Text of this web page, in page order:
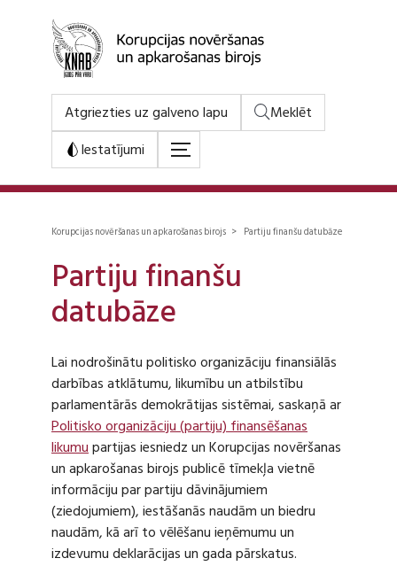
Atgriezties uz galveno lapu
Meklēt
Iestatījumi
Korupcijas novēršanas un apkarošanas birojs > Partiju finanšu datubāze
Partiju finanšu
datubāze
Lai nodrošinātu politisko organizāciju finansiālās
darbības atklātumu, likumību un atbilstību
parlamentārās demokrātijas sistēmai, saskaņā ar
Politisko organizāciju (partiju) finansēšanas
likumupartijas iesniedz un Korupcijas novēršanas
un apkarošanas birojs publicē tīmekļa vietnē
informāciju par partiju dāvinājumiem
(ziedojumiem), iestāšanās naudām un biedru
naudām, kā arī to vēlēšanu ieņēmumu un
izdevumu deklarācijas un gada pārskatus.